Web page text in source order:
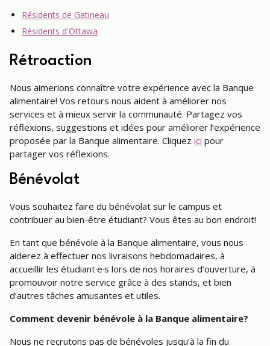
Résidents de Gatineau
Résidents d'Ottawa
Rétroaction
Nous aimerions connaître votre expérience avec la Banque
alimentaire! Vos retours nous aident à améliorer nos
services et à mieux servir la communauté. Partagez vos
réflexions, suggestions et idées pour améliorer l’expérience
proposée par la Banque alimentaire. Cliquez ici pour
partager vos réflexions.
Bénévolat
Vous souhaitez faire du bénévolat sur le campus et
contribuer au bien-être étudiant? Vous êtes au bon endroit!
En tant que bénévole à la Banque alimentaire, vous nous
aiderez à effectuer nos livraisons hebdomadaires, à
accueillir les étudiant·e·s lors de nos horaires d’ouverture, à
promouvoir notre service grâce à des stands, et bien
d’autres tâches amusantes et utiles.
Comment devenir bénévole à la Banque alimentaire?
Nous ne recrutons pas de bénévoles jusqu’à la fin du